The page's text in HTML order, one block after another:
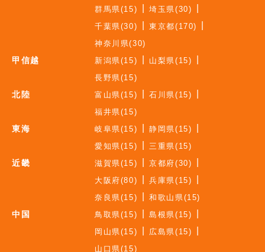
群馬県(15)
埼玉県(30)
千葉県(30)
東京都(170)
神奈川県(30)
甲信越 新潟県(15)
山梨県(15)
長野県(15)
北陸 富山県(15)
石川県(15)
福井県(15)
東海 岐阜県(15)
静岡県(15)
愛知県(15)
三重県(15)
近畿 滋賀県(15)
京都府(30)
大阪府(80)
兵庫県(15)
奈良県(15)
和歌山県(15)
中国 鳥取県(15)
島根県(15)
岡山県(15)
広島県(15)
山口県(15)